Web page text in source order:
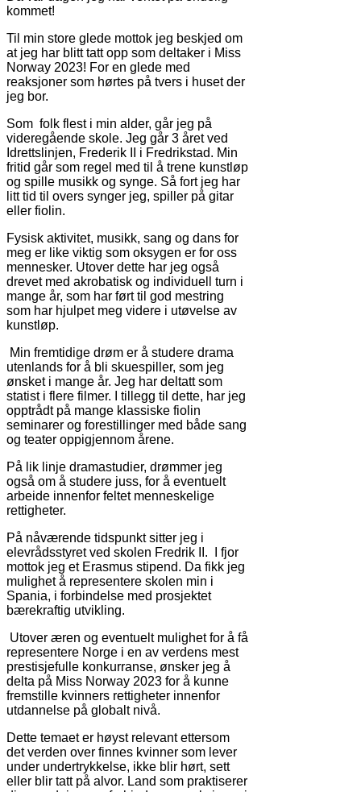
kommet!
Til min store glede mottok jeg beskjed om
at jeg har blitt tatt opp som deltaker i Miss
Norway 2023! For en glede med
reaksjoner som hørtes på tvers i huset der
jeg bor.
Som folk flest i min alder, går jeg på
videregående skole. Jeg går 3 året ved
Idrettslinjen, Frederik II i Fredrikstad. Min
fritid går som regel med til å trene kunstløp
og spille musikk og synge. Så fort jeg har
litt tid til overs synger jeg, spiller på gitar
eller fiolin.
Fysisk aktivitet, musikk, sang og dans for
meg er like viktig som oksygen er for oss
mennesker. Utover dette har jeg også
drevet med akrobatisk og individuell turn i
mange år, som har ført til god mestring
som har hjulpet meg videre i utøvelse av
kunstløp.
Min fremtidige drøm er å studere drama
utenlands for å bli skuespiller, som jeg
ønsket i mange år. Jeg har deltatt som
statist i flere filmer. I tillegg til dette, har jeg
opptrådt på mange klassiske fiolin
seminarer og forestillinger med både sang
og teater oppigjennom årene.
På lik linje dramastudier, drømmer jeg
også om å studere juss, for å eventuelt
arbeide innenfor feltet menneskelige
rettigheter.
På nåværende tidspunkt sitter jeg i
elevrådsstyret ved skolen Fredrik II. I fjor
mottok jeg et Erasmus stipend. Da fikk jeg
mulighet å representere skolen min i
Spania, i forbindelse med prosjektet
bærekraftig utvikling.
Utover æren og eventuelt mulighet for å få
representere Norge i en av verdens mest
prestisjefulle konkurranse, ønsker jeg å
delta på Miss Norway 2023 for å kunne
fremstille kvinners rettigheter innenfor
utdannelse på globalt nivå.
Dette temaet er høyst relevant ettersom
det verden over finnes kvinner som lever
under undertrykkelse, ikke blir hørt, sett
eller blir tatt på alvor. Land som praktiserer